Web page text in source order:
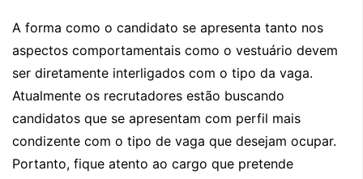
A forma como o candidato se apresenta tanto nos
aspectos comportamentais como o vestuário devem
ser diretamente interligados com o tipo da vaga.
Atualmente os recrutadores estão buscando
candidatos que se apresentam com perfil mais
condizente com o tipo de vaga que desejam ocupar.
Portanto, fique atento ao cargo que pretende